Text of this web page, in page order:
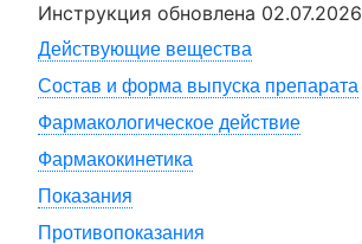
Инструкция обновлена 02.07.2026
Действующие вещества
Состав и форма выпуска препарата
Фармакологическое действие
Фармакокинетика
Показания
Противопоказания